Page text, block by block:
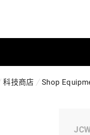
科技商店 Shop